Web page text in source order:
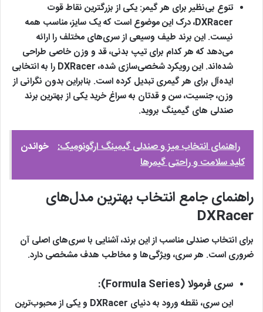
تنوع بی‌نظیر برای هر گیمر: یکی از بزرگترین نقاط قوت
DXRacer، درک این موضوع است که یک سایز، مناسب همه
نیست. این برند طیف وسیعی از سری‌های مختلف را ارائه
می‌دهد که هر کدام برای تیپ بدنی، قد و وزن خاصی طراحی
شده‌اند. این رویکرد شخصی‌سازی شده، DXRacer را به انتخابی
ایده‌آل برای هر گیمری تبدیل کرده است. بنابراین بدون نگرانی از
وزن، جنسیت، سن و قدتان به سراغ خرید یکی از بهترین برند
صندلی های گیمینگ بروید.
خواندن راهنمای انتخاب میز و صندلی گیمینگ ارگونومیک:
کلید سلامت و راحتی گیمرها
راهنمای جامع انتخاب بهترین مدل‌های
DXRacer
برای انتخاب صندلی مناسب از این برند، آشنایی با سری‌های اصلی آن
ضروری است. هر سری، ویژگی‌ها و مخاطب هدف مشخصی دارد.
سری فرمولا (Formula Series):
این سری، نقطه ورود به دنیای DXRacer و یکی از محبوب‌ترین